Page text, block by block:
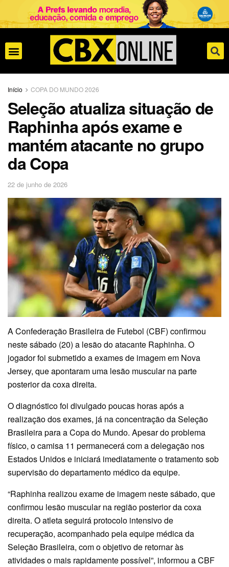
Início COPA DO MUNDO 2026
Seleção atualiza situação de
Raphinha após exame e
mantém atacante no grupo
da Copa
22 de junho de 2026
A Confederação Brasileira de Futebol (CBF) confirmou
neste sábado (20) a lesão do atacante Raphinha. O
jogador foi submetido a exames de imagem em Nova
Jersey, que apontaram uma lesão muscular na parte
posterior da coxa direita.
O diagnóstico foi divulgado poucas horas após a
realização dos exames, já na concentração da Seleção
Brasileira para a Copa do Mundo. Apesar do problema
físico, o camisa 11 permanecerá com a delegação nos
Estados Unidos e iniciará imediatamente o tratamento sob
supervisão do departamento médico da equipe.
“Raphinha realizou exame de imagem neste sábado, que
confirmou lesão muscular na região posterior da coxa
direita. O atleta seguirá protocolo intensivo de
recuperação, acompanhado pela equipe médica da
Seleção Brasileira, com o objetivo de retornar às
atividades o mais rapidamente possível”, informou a CBF